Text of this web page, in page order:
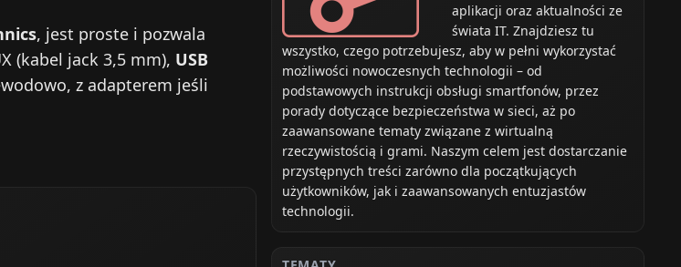
, jest proste i pozwala
(kabel jack 3,5 mm), USB
z adapterem jeśli
aplikacji oraz aktualności ze
świata IT. Znajdziesz tu
wszystko, czego potrzebujesz, aby w pełni wykorzystać
możliwości nowoczesnych technologii – od
podstawowych instrukcji obsługi smartfonów, przez
porady dotyczące bezpieczeństwa w sieci, aż po
zaawansowane tematy związane z wirtualną
rzeczywistością i grami. Naszym celem jest dostarczanie
przystępnych treści zarówno dla początkujących
użytkowników, jak i zaawansowanych entuzjastów
technologii.